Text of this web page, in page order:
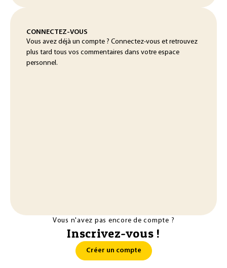
CONNECTEZ-VOUS
Vous avez déjà un compte ? Connectez-vous et retrouvez
plus tard tous vos commentaires dans votre espace
personnel.
Vous n'avez pas encore de compte ?
Inscrivez-vous !
Créer un compte